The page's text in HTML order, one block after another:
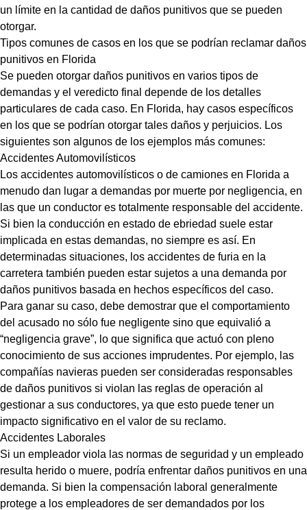
un límite en la cantidad de daños punitivos que se pueden
otorgar.
Tipos comunes de casos en los que se podrían reclamar daños
punitivos en Florida
Se pueden otorgar daños punitivos en varios tipos de
demandas y el veredicto final depende de los detalles
particulares de cada caso. En Florida, hay casos específicos
en los que se podrían otorgar tales daños y perjuicios. Los
siguientes son algunos de los ejemplos más comunes:
Accidentes Automovilísticos
Los accidentes automovilísticos o de camiones en Florida a
menudo dan lugar a demandas por muerte por negligencia, en
las que un conductor es totalmente responsable del accidente.
Si bien la conducción en estado de ebriedad suele estar
implicada en estas demandas, no siempre es así. En
determinadas situaciones, los accidentes de furia en la
carretera también pueden estar sujetos a una demanda por
daños punitivos basada en hechos específicos del caso.
Para ganar su caso, debe demostrar que el comportamiento
del acusado no sólo fue negligente sino que equivalió a
“negligencia grave”, lo que significa que actuó con pleno
conocimiento de sus acciones imprudentes. Por ejemplo, las
compañías navieras pueden ser consideradas responsables
de daños punitivos si violan las reglas de operación al
gestionar a sus conductores, ya que esto puede tener un
impacto significativo en el valor de su reclamo.
Accidentes Laborales
Si un empleador viola las normas de seguridad y un empleado
resulta herido o muere, podría enfrentar daños punitivos en una
demanda. Si bien la compensación laboral generalmente
protege a los empleadores de ser demandados por los